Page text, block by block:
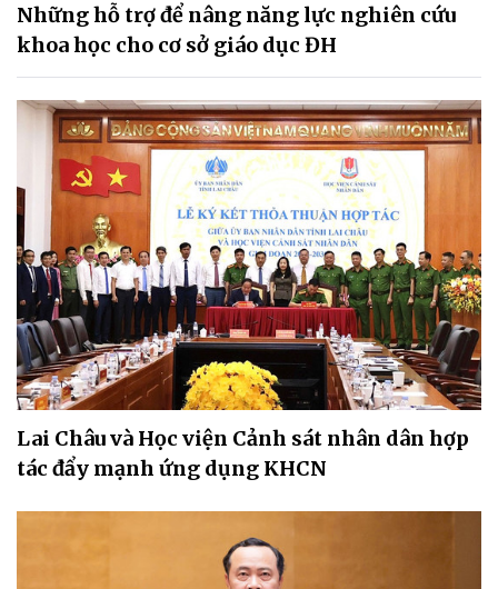
Những hỗ trợ để nâng năng lực nghiên cứu
khoa học cho cơ sở giáo dục ĐH
Lai Châu và Học viện Cảnh sát nhân dân hợp
tác đẩy mạnh ứng dụng KHCN